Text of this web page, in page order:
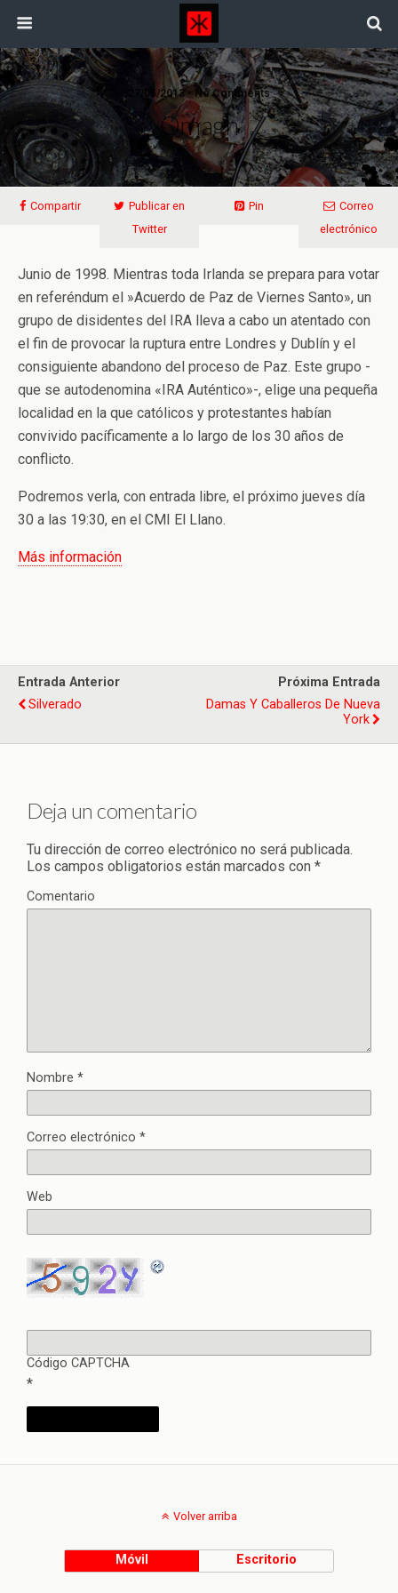
27/05/2013 • No Comments
Omagh
Compartir
Publicar en
Twitter
Pin
Correo
electrónico
Junio de 1998. Mientras toda Irlanda se prepara para votar
en referéndum el »Acuerdo de Paz de Viernes Santo», un
grupo de disidentes del IRA lleva a cabo un atentado con
el fin de provocar la ruptura entre Londres y Dublín y el
consiguiente abandono del proceso de Paz. Este grupo -
que se autodenomina «IRA Auténtico»-, elige una pequeña
localidad en la que católicos y protestantes habían
convivido pacíficamente a lo largo de los 30 años de
conflicto.
Podremos verla, con entrada libre, el próximo jueves día
30 a las 19:30, en el CMI El Llano.
Más información
Entrada Anterior
Silverado
Próxima Entrada
Damas Y Caballeros De Nueva
York
Deja un comentario
Tu dirección de correo electrónico no será publicada.
Los campos obligatorios están marcados con *
Comentario
Nombre *
Correo electrónico *
Web
Código CAPTCHA
*
Volver arriba
Móvil Escritorio